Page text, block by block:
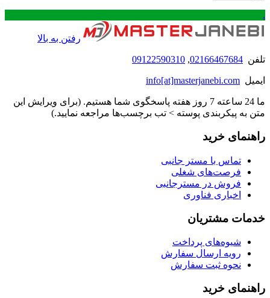
.
رفتن به بالا
تلفن 02166467684
,
09122590310
ایمیل info[at]masterjanebi.com
ما 24 ساعته 7 روز هفته پاسخگوی شما هستیم. (برای ویرایش این
متن به پیکربندی پوسته > تب برچسب‌ها مراجعه نمایید.)
راهنمای خرید
تماس با مستر جانبی
فرصت‌های شغلی
فروش در مسترجانبی
اخباری فناوری
خدمات مشتریان
شیوه‌های پرداخت
رویه ارسال سفارش
نحوه ثبت سفارش
راهنمای خرید